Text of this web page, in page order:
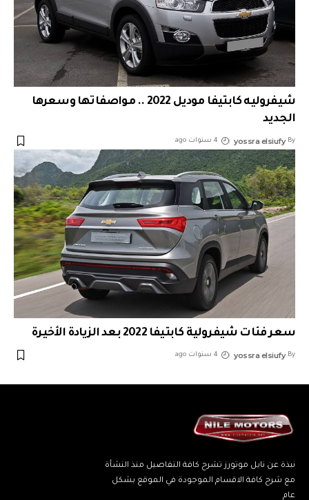
شيفروليه كابتيفا موديل 2022 .. مواصفاتها وسعرها
الجديد
By
yossra elsiufy 4 سنوات ago
سعر فئات شيفرولية كابتيفا 2022 بعد الزيادة الأخيرة
By
yossra elsiufy 4 سنوات ago
نبذة عن نايل موتورز تشرح كافة التفاصيل منذ النشأة
مع شرح كافة الاقسام الموجودة في الموقع بشكل
عام